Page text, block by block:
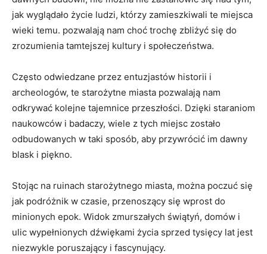
jak wyglądało życie ludzi, którzy zamieszkiwali ‍te miejsca
wieki temu. pozwalają nam choć trochę zbliżyć się do
zrozumienia tamtejszej kultury i społeczeństwa.
Często odwiedzane przez entuzjastów historii ‌i
archeologów, te starożytne miasta ⁤pozwalają nam
odkrywać kolejne ‍tajemnice‌ przeszłości. Dzięki staraniom​
naukowców i badaczy, wiele z ⁣tych​ miejsc zostało⁢
odbudowanych w taki​ sposób, aby przywrócić im dawny
blask i piękno.
Stojąc na ruinach starożytnego miasta, można poczuć ‍się
⁢jak podróżnik w czasie, przenoszący się wprost do
‍minionych​ epok. Widok zmurszałych świątyń, domów ⁣i⁣
ulic wypełnionych dźwiękami życia sprzed tysięcy lat jest
niezwykle poruszający i fascynujący.